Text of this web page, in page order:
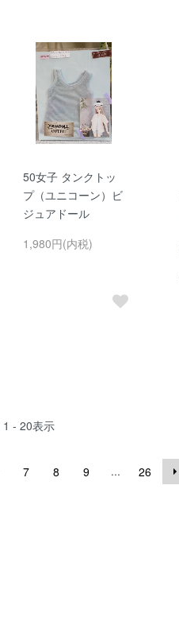
50女子 タンクトッ
プ（ユニコーン）ビ
ジュアドール
1,980円(内税)
1 - 20表示
7 8 9 ... 26